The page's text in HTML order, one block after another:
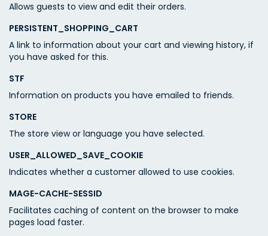
Allows guests to view and edit their orders.
PERSISTENT_SHOPPING_CART
A link to information about your cart and viewing history, if
you have asked for this.
STF
Information on products you have emailed to friends.
STORE
The store view or language you have selected.
USER_ALLOWED_SAVE_COOKIE
Indicates whether a customer allowed to use cookies.
MAGE-CACHE-SESSID
Facilitates caching of content on the browser to make
pages load faster.